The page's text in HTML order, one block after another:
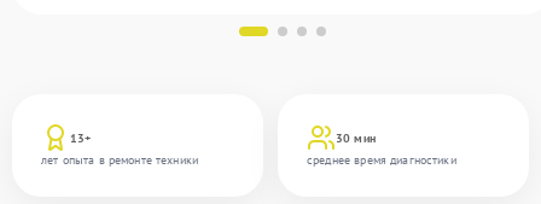
13+
лет опыта в ремонте техники
30 мин
среднее время диагностики